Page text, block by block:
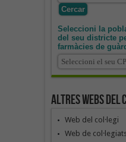
Seleccioni la
del seu districte
farmàcies de
Altres webs del
Web del col·legi
Web de